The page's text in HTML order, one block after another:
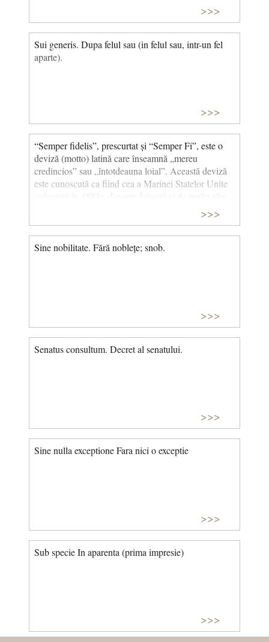
>>>
Sui generis. Dupa felul sau (in felul sau, intr-un fel
aparte).
>>>
“Semper fidelis”, prescurtat și “Semper Fi”, este o
deviză (motto) latină care înseamnă „mereu
credincios” sau „întotdeauna loial”. Această deviză
este cunoscută ca fiind cea a Marinei Statelor Unite
(adoptată în 1883), dar este folosită și de multe alte
unități militare, școli, orașe și familii din întreaga
>>>
Sine nobilitate. Fără noblețe; snob.
>>>
Senatus consultum. Decret al senatului.
>>>
Sine nulla exceptione Fara nici o exceptie
>>>
Sub specie In aparenta (prima impresie)
>>>